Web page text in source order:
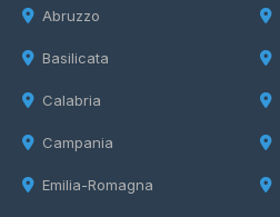
Abruzzo
Basilicata
Calabria
Campania
Emilia-Romagna